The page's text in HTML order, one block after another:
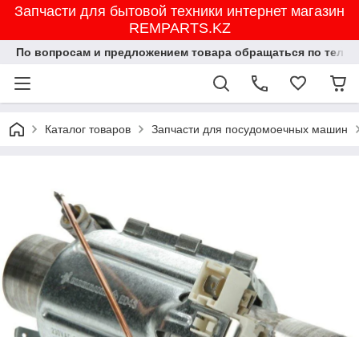
Запчасти для бытовой техники интернет магазин
REMPARTS.KZ
По вопросам и предложением товара обращаться по
Каталог товаров Запчасти для посудомоечных машин